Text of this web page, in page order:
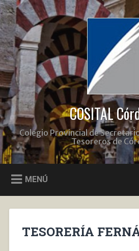
Saltar
al
contenido
Buscar
COSITAL
Colegio Provincial de
Tesoreros de
MENÚ
TESORERÍA